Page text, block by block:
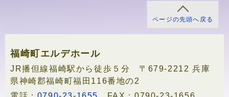
ページの先頭へ戻る
福崎町エルデホール
JR播但線福崎駅から徒歩５分 〒679-2212 兵庫
県神崎郡福崎町福田116番地の2